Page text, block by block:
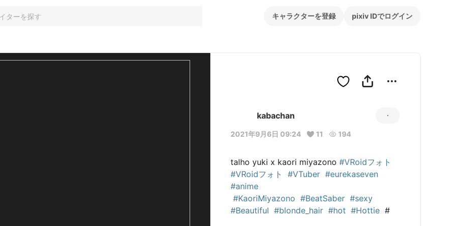
キャラクターを登録 pixiv IDでログイン
kabachan
2021年9月6日 09:24 11 194
talho yuki x kaori miyazono #VRoidフォト
#VRoidフォト
#VTuber #eurekaseven
#anime
#KaoriMiyazono #BeatSaber #sexy
#Beautiful #blonde_hair #hot #Hottie
  #